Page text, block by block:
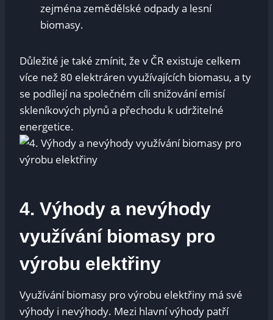
zejména zemědělské odpady a lesní
biomasy.
Důležité je také zmínit, že v ČR existuje celkem
více než 80 elektráren využívajících biomasu, a ty
se podílejí na společném cíli snižování emisí
skleníkových plynů a přechodu k udržitelné
energetice.
4. Výhody a nevýhody
využívání biomasy pro
výrobu elektřiny
Využívání biomasy pro výrobu elektřiny má své
výhody i nevýhody. Mezi hlavní výhody patří